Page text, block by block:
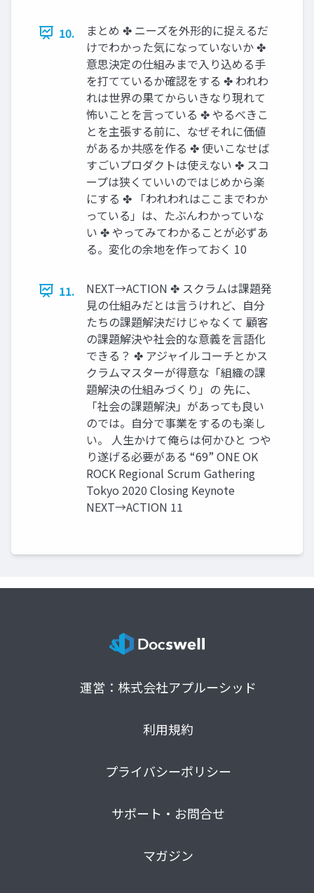
10.
まとめ ✤ ニーズを外形的に捉えるだ
けでわかった気になっていないか ✤
意思決定の仕組みまで入り込める手
を打てているか確認をする ✤ われわ
れは世界の果てからいきなり現れて
怖いことを言っている ✤ やるべきこ
とを主張する前に、なぜそれに価値
があるか共感を作る ✤ 使いこなせば
すごいプロダクトは使えない ✤ スコ
ープは狭くていいのではじめから楽
にする ✤ 「われわれはここまでわか
っている」は、たぶんわかっていな
い ✤ やってみてわかることが必ずあ
る。変化の余地を作っておく 10
11.
NEXT→ACTION ✤ スクラムは課題発
見の仕組みだとは言うけれど、自分
たちの課題解決だけじゃなくて 顧客
の課題解決や社会的な意義を言語化
できる？ ✤ アジャイルコーチとかス
クラムマスターが得意な「組織の課
題解決の仕組みづくり」の 先に、
「社会の課題解決」があっても良い
のでは。自分で事業をするのも楽し
い。 人生かけて俺らは何かひと つや
り遂げる必要がある “69” ONE OK
ROCK Regional Scrum Gathering
Tokyo 2020 Closing Keynote
NEXT→ACTION 11
運営：株式会社アプルーシッド
利用規約
プライバシーポリシー
サポート・お問合せ
マガジン